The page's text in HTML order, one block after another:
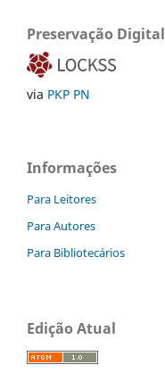
Preservação Digital
via PKP PN
Informações
Para Leitores
Para Autores
Para Bibliotecários
Edição Atual